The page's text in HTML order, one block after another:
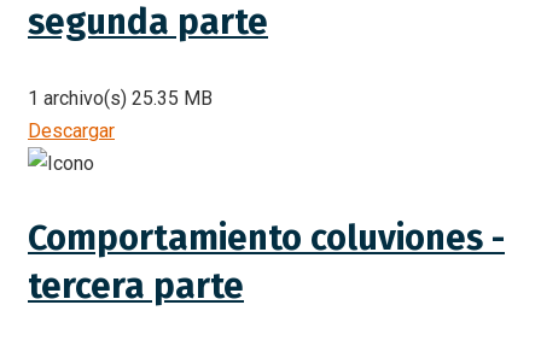
segunda parte
1 archivo(s) 25.35 MB
Descargar
Comportamiento coluviones -
tercera parte